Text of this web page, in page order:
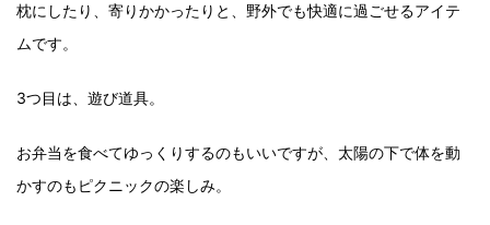
枕にしたり、寄りかかったりと、野外でも快適に過ごせるアイテ
ムです。
3つ目は、遊び道具。
お弁当を食べてゆっくりするのもいいですが、太陽の下で体を動
かすのもピクニックの楽しみ。